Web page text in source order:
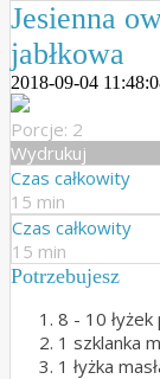
Jesienna
jabłkowa
2018-09-04
Porcje: 2
Wydrukuj
Czas całkowity
15 min
Czas całkowity
15 min
Potrzebujesz
8 - 10 łyżek
1 szklanka
1 łyżka